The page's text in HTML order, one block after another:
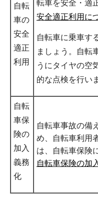
自転
車の
安全
適正
利用
転車を安全・適
安全適正利用に
自転車に乗車す
ましょう。自転
うにタイヤの空
的な点検を行い
自転
車保
険の
加入
義務
化
自転車事故の備
め、自転車利用
は、自転車保険
自転車保険の加